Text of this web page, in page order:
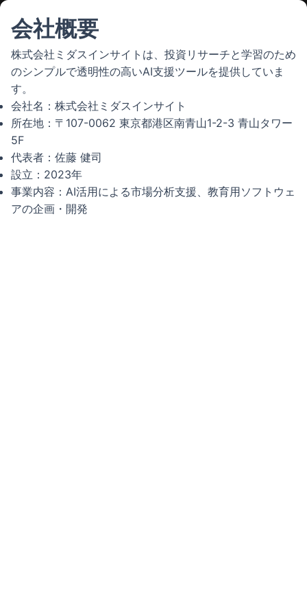
会社概要
株式会社ミダスインサイトは、投資リサーチと学習のため
のシンプルで透明性の高いAI支援ツールを提供していま
す。
会社名：株式会社ミダスインサイト
所在地：〒107-0062 東京都港区南青山1-2-3 青山タワー
5F
代表者：佐藤 健司
設立：2023年
事業内容：AI活用による市場分析支援、教育用ソフトウェ
アの企画・開発